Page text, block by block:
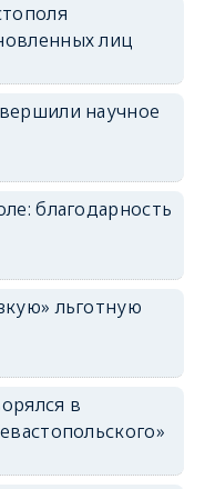
лиц
научное
благодарность
льготную
в